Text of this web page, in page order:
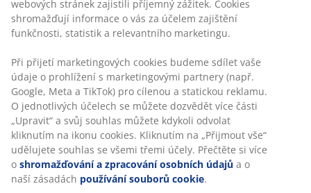
vnějších komorách tvoří 50 % kachní prachové peří / 50
% kachní peří a náplň ve vnitřní komoře tvoří 100%
kachní peří, 750 g. 100% bavlněný potah. Nosnost
350/125. Praní na 60 °C.
Skladová položka: 4252504
Specifikace
webových stránek zajistili příjemný zážitek. Cookies
shromažďují informace o vás za účelem zajištění
funkčnosti, statistik a relevantního marketingu.
Při přijetí marketingových cookies budeme sdílet vaše
údaje o prohlížení s marketingovými partnery (např.
Google, Meta a TikTok) pro cílenou a statickou reklamu.
O jednotlivých účelech se můžete dozvědět více části
„Upravit“ a svůj souhlas můžete kdykoli odvolat
kliknutím na ikonu cookies. Kliknutím na „Přijmout vše“
udělujete souhlas se všemi třemi účely. Přečtěte si více
o shromažďování a zpracování osobních údajů a o
naší zásadách používání souborů cookie.